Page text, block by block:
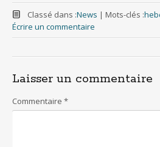
Classé dans :News | Mots-clés :
Écrire un commentaire
Laisser un commentaire
Commentaire *